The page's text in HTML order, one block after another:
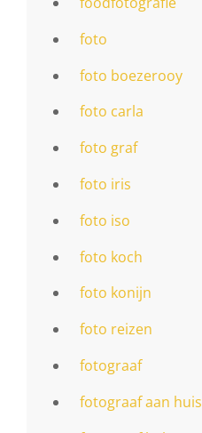
foto
foto boezerooy
foto carla
foto graf
foto iris
foto iso
foto koch
foto konijn
foto reizen
fotograaf
fotograaf aan huis